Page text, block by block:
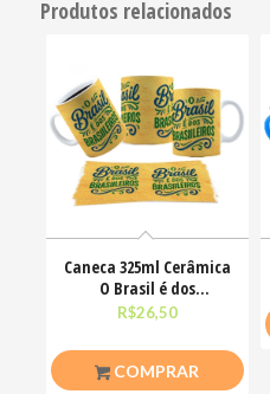
Produtos relacionados
Caneca 325ml Cerâmica
O Brasil é dos
Brasileiros
R$26,50
COMPRAR